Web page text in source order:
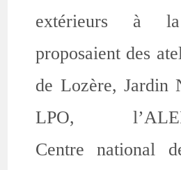
extérieurs à la
proposaient des
de Lozère, Jardin
LPO,
Centre national